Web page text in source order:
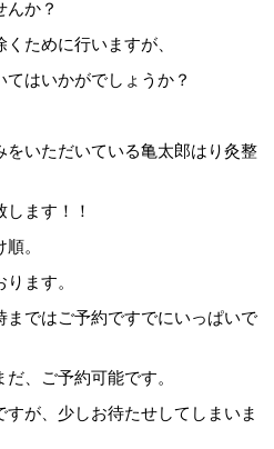
んか？
ために行いますが、
はいかがでしょうか？
いただいている亀太郎はり灸整
します！！
。
ます。
ではご予約ですでにいっぱいで
、ご予約可能です。
が、少しお待たせしてしまいま